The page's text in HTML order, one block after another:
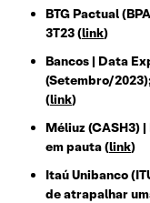
BTG Pactual
3T23 (link)
Bancos | Data
(Setembro/
(link)
Méliuz (CASH3)
em pauta (link)
Itaú Unibanco
de atrapalhar